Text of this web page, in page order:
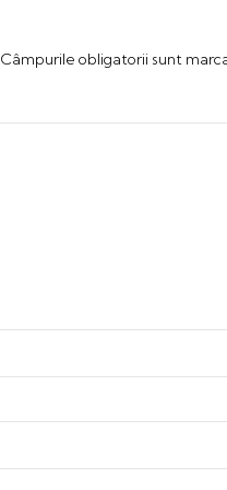
Câmpurile obligatorii sunt